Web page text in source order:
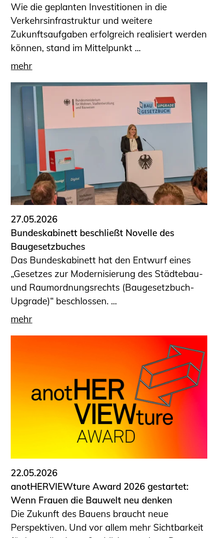
Wie die geplanten Investitionen in die
Verkehrsinfrastruktur und weitere
Zukunftsaufgaben erfolgreich realisiert werden
können, stand im Mittelpunkt ...
mehr
27.05.2026
Bundeskabinett beschließt Novelle des
Baugesetzbuches
Das Bundeskabinett hat den Entwurf eines
„Gesetzes zur Modernisierung des Städtebau-
und Raumordnungsrechts (Baugesetzbuch-
Upgrade)“ beschlossen. ...
mehr
22.05.2026
anotHERVIEWture Award 2026 gestartet:
Wenn Frauen die Bauwelt neu denken
Die Zukunft des Bauens braucht neue
Perspektiven. Und vor allem mehr Sichtbarkeit